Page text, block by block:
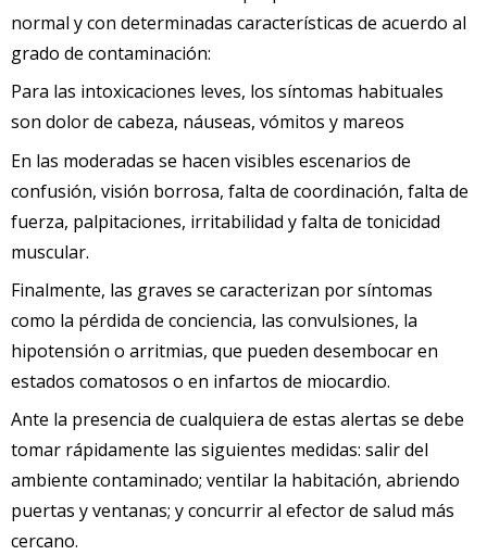
normal y con determinadas características de acuerdo al
grado de contaminación:
Para las intoxicaciones leves, los síntomas habituales
son dolor de cabeza, náuseas, vómitos y mareos
En las moderadas se hacen visibles escenarios de
confusión, visión borrosa, falta de coordinación, falta de
fuerza, palpitaciones, irritabilidad y falta de tonicidad
muscular.
Finalmente, las graves se caracterizan por síntomas
como la pérdida de conciencia, las convulsiones, la
hipotensión o arritmias, que pueden desembocar en
estados comatosos o en infartos de miocardio.
Ante la presencia de cualquiera de estas alertas se debe
tomar rápidamente las siguientes medidas: salir del
ambiente contaminado; ventilar la habitación, abriendo
puertas y ventanas; y concurrir al efector de salud más
cercano.